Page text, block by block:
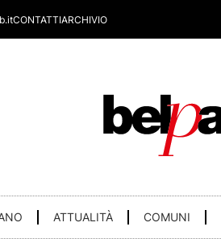
CONTATTIARCHIVIO
ATTUALITÀ COMUNI